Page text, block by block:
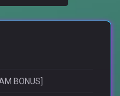
BONUS]